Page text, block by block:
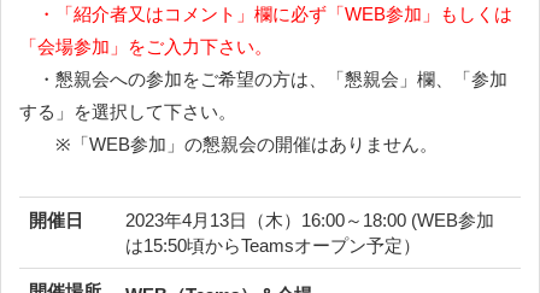
・「紹介者又はコメント」欄に必ず「WEB参加」もしくは
「会場参加」をご入力下さい。
・懇親会への参加をご希望の方は、「懇親会」欄、「参加
する」を選択して下さい。
※「WEB参加」の懇親会の開催はありません。
開催日
2023年4月13日（木）16:00～18:00 (WEB参加
は15:50頃からTeamsオープン予定）